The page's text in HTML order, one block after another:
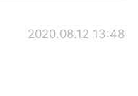
2020.08.12 13:48